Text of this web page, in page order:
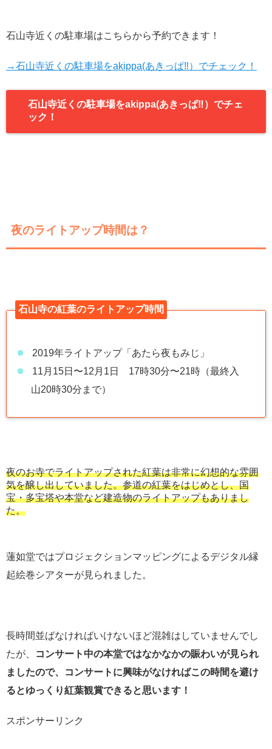
石山寺近くの駐車場はこちらから予約できます！
→石山寺近くの駐車場をakippa(あきっぱ‼︎）でチェック！
石山寺近くの駐車場をakippa(あきっぱ‼︎）でチェ
ック！
夜のライトアップ時間は？
石山寺の紅葉のライトアップ時間
2019年ライトアップ「あたら夜もみじ」
11月15日〜12月1日 17時30分〜21時（最終入
山20時30分まで）
夜のお寺でライトアップされた紅葉は非常に幻想的な雰囲
気を醸し出していました。参道の紅葉をはじめとし、国
宝・多宝塔や本堂など建造物のライトアップもありまし
た。
蓮如堂ではプロジェクションマッピングによるデジタル縁
起絵巻シアターが見られました。
長時間並ばなければいけないほど混雑はしていませんでし
たが、
コンサート中の本堂ではなかなかの賑わいが見られ
ましたので、コンサートに興味がなければこの時間を避け
るとゆっくり紅葉観賞できると思います！
スポンサーリンク